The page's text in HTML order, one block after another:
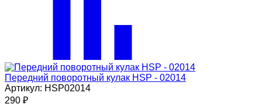
Передний поворотный кулак HSP - 02014
Артикул: HSP02014
290 ₽